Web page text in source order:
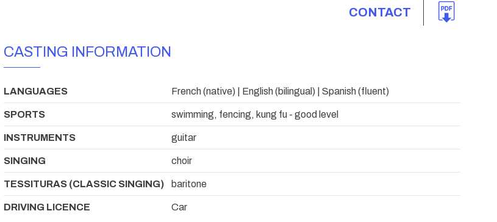
CONTACT
CASTING INFORMATION
LANGUAGES French (native) | English (bilingual) | Spanish (fluent)
SPORTS swimming, fencing, kung fu - good level
INSTRUMENTS guitar
SINGING choir
TESSITURAS (CLASSIC SINGING) baritone
DRIVING LICENCE Car